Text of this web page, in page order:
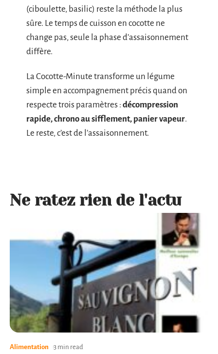
(ciboulette, basilic) reste la méthode la plus
sûre. Le temps de cuisson en cocotte ne
change pas, seule la phase d’assaisonnement
diffère.
La Cocotte-Minute transforme un légume
simple en accompagnement précis quand on
respecte trois paramètres : décompression
rapide, chrono au sifflement, panier vapeur.
Le reste, c’est de l’assaisonnement.
Ne ratez rien de l'actu
Alimentation 3 min read